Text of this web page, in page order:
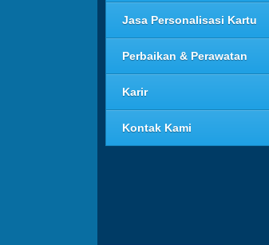
Jasa Personalisasi Kartu
Perbaikan & Perawatan
Karir
Kontak Kami